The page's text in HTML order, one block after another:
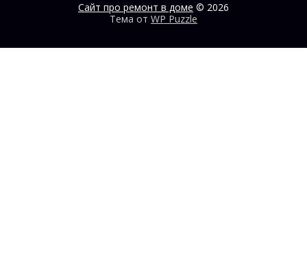
Сайт про ремонт в доме © 2026
Тема от WP Puzzle